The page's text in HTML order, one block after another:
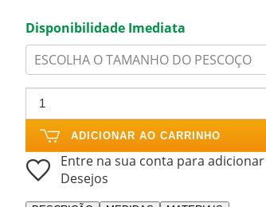
Disponibilidade Imediata
ESCOLHA O TAMANHO DO PESCOÇO
ADICIONAR AO CARRINHO
Entre na sua conta para
Desejos